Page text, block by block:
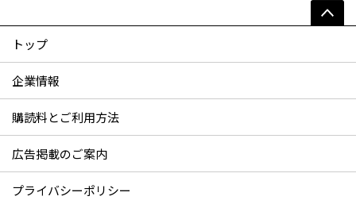
トップ
企業情報
購読料とご利用方法
広告掲載のご案内
プライバシーポリシー